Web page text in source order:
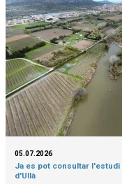
05.07.2026
Ja es pot consultar
d'Ullà